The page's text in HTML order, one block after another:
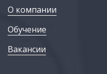
О компании
Обучение
Вакансии